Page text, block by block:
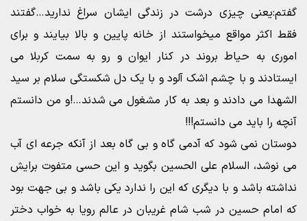
گفتم:یعنی چیزی درشت در زندگی ایشان سراغ ندارید…گفتند
فقط اکثر مواقع میخواستند از خانه پایین و بالا بیایند و برای
اموری به حیاط بروند در کنار ایوان و رو به سمت کربلا می
ایستادند و با چشم اشک آلود و با یک دل شکستگی سلام بر سید
الشهدا می دادند و بعد به کار مشغول می شدند…!و من دانستم
آنچه را باید می دانستم!!!
دوستان نمی شود که آدمی گاه و بی گاه بعد از آنکه جرعه ای آب
می نوشد، السلام علی الحسین بگوید و این حسی متفوت برایش
نداشته باشد و با دیگری که این را ندارد یکی باشد و بی جهت بود
که امام حسین در شب شام غریبان در عالم رویا به خواب دختر